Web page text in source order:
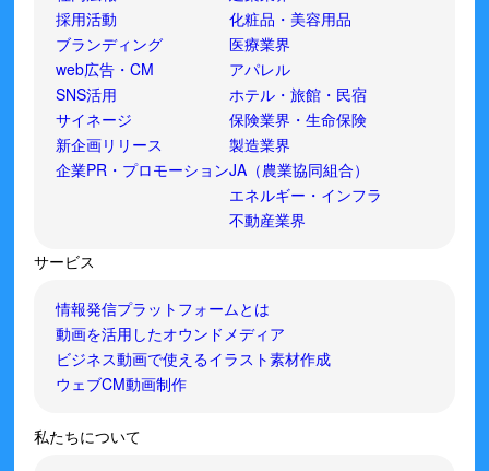
採用活動
ブランディング
web広告・CM
SNS活用
サイネージ
新企画リリース
企業PR・プロモーション
化粧品・美容用品
医療業界
アパレル
ホテル・旅館・民宿
保険業界・生命保険
製造業界
JA（農業協同組合）
エネルギー・インフラ
不動産業界
サービス
情報発信プラットフォームとは
動画を活用したオウンドメディア
ビジネス動画で使えるイラスト素材作成
ウェブCM動画制作
私たちについて